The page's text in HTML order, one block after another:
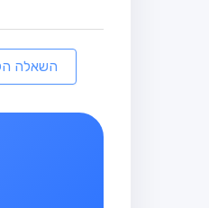
השאלה